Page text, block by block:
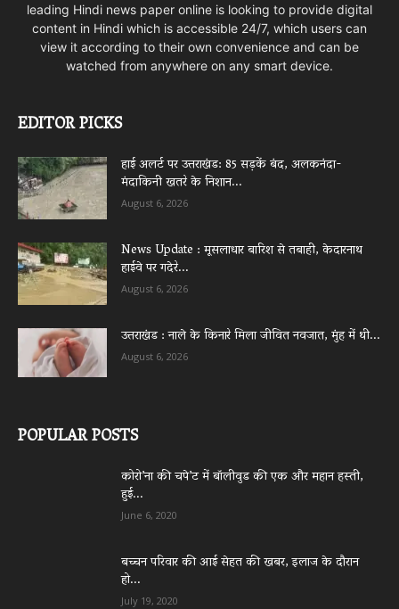
leading Hindi news paper online is looking to provide digital
content in Hindi which is accessible 24/7, which users can
view it according to their own convenience and can be
watched from anywhere on any smart device.
EDITOR PICKS
हाई अलर्ट पर उत्तराखंड: 85 सड़कें बंद, अलकनंदा-
मंदाकिनी खतरे के निशान...
August 6, 2026
News Update : मूसलाधार बारिश से तबाही, केदारनाथ
हाईवे पर गदेरे...
August 6, 2026
उत्तराखंड : नाले के किनारे मिला जीवित नवजात, मुंह में थी...
August 6, 2026
POPULAR POSTS
कोरो’ना की चपे’ट में बॉलीवुड की एक और महान हस्ती,
हुई...
June 6, 2020
बच्चन परिवार की आई सेहत की खबर, इलाज के दौरान
हो...
July 19, 2020